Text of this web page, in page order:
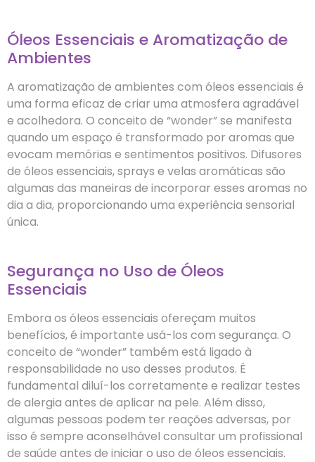
Óleos Essenciais e Aromatização de
Ambientes
A aromatização de ambientes com óleos essenciais é
uma forma eficaz de criar uma atmosfera agradável
e acolhedora. O conceito de “wonder” se manifesta
quando um espaço é transformado por aromas que
evocam memórias e sentimentos positivos. Difusores
de óleos essenciais, sprays e velas aromáticas são
algumas das maneiras de incorporar esses aromas no
dia a dia, proporcionando uma experiência sensorial
única.
Segurança no Uso de Óleos
Essenciais
Embora os óleos essenciais ofereçam muitos
benefícios, é importante usá-los com segurança. O
conceito de “wonder” também está ligado à
responsabilidade no uso desses produtos. É
fundamental diluí-los corretamente e realizar testes
de alergia antes de aplicar na pele. Além disso,
algumas pessoas podem ter reações adversas, por
isso é sempre aconselhável consultar um profissional
de saúde antes de iniciar o uso de óleos essenciais.